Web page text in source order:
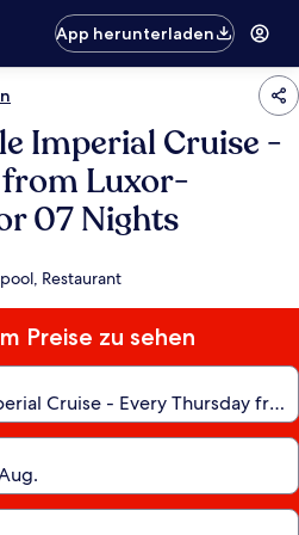
App herunterladen
Imperial Cruise -
from Luxor-
07 Nights
Restaurant
Preise zu sehen